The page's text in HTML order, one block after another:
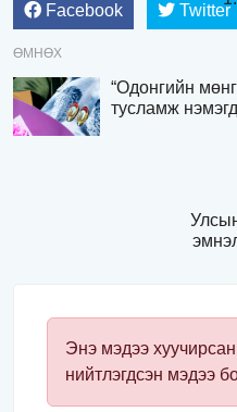
Facebook Twitter
ӨМНӨХ
“Одонгийн
тусламж
Энэ мэдээ
нийтлэгдсэн мэдээ